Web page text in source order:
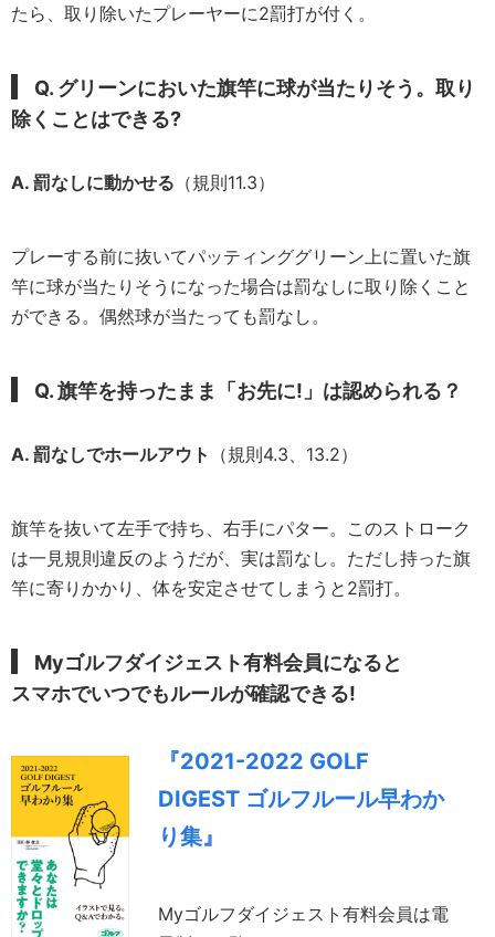
たら、取り除いたプレーヤーに2罰打が付く。
Q. グリーンにおいた旗竿に球が当たりそう。取り
除くことはできる?
A. 罰なしに動かせる （規則11.3）
プレーする前に抜いてパッティンググリーン上に置いた旗
竿に球が当たりそうになった場合は罰なしに取り除くこと
ができる。偶然球が当たっても罰なし。
Q. 旗竿を持ったまま「お先に!」は認められる？
A. 罰なしでホールアウト （規則4.3、13.2）
旗竿を抜いて左手で持ち、右手にパター。このストローク
は一見規則違反のようだが、実は罰なし。ただし持った旗
竿に寄りかかり、体を安定させてしまうと2罰打。
Myゴルフダイジェスト有料会員になると
スマホでいつでもルールが確認できる!
『2021-2022 GOLF
DIGEST ゴルフルール早わか
り集』
Myゴルフダイジェスト有料会員は電